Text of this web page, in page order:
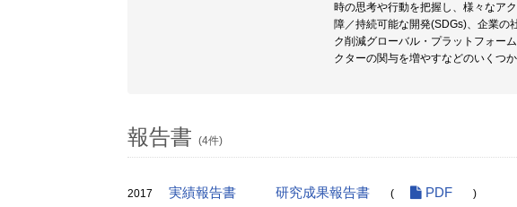
時の思考や行動を把握し、様々なア
障／持続可能な開発(SDGs)、企業の
ク削減グローバル・プラットフォー
クターの関与を増やすなどのいくつ
報告書 (4件)
2017 実績報告書 研究成果報告書 ( PDF )